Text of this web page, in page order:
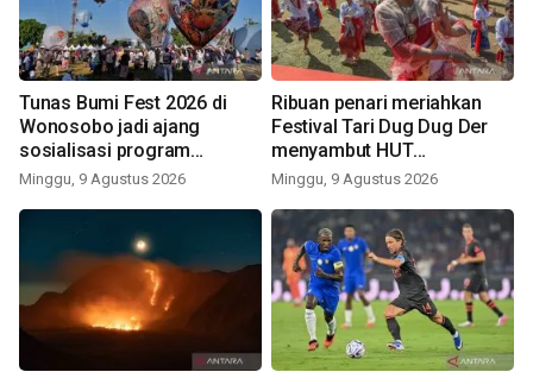
Tunas Bumi Fest 2026 di
Wonosobo jadi ajang
sosialisasi program
pemerintah lewat balon
Minggu, 9 Agustus 2026
Ribuan penari meriahkan
Festival Tari Dug Dug Der
menyambut HUT
Kemerdekaan
Minggu, 9 Agustus 2026